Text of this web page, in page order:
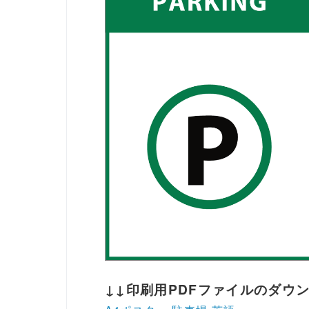
↓↓印刷用PDFファイルのダウ